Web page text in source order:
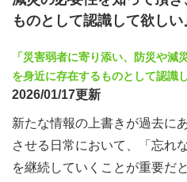
ものとして認識して欲しい
「災害弱者に寄り添い、防災や減
を身近に存在するものとして認識
2026/01/17更新
新たな情報の上書きが過去に
させる日常において、「忘れ
を継続していくことが重要だ